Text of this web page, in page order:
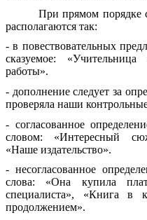
При прямом порядке
располагаются так:
- в повествовательных
сказуемое:
работы».
- дополнение следует за
проверяла наши
- согласованное
словом: «Интересный
«Наше издательство».
- несогласованное
слова: «Она купила
специалиста», «Книга в
продолжением».